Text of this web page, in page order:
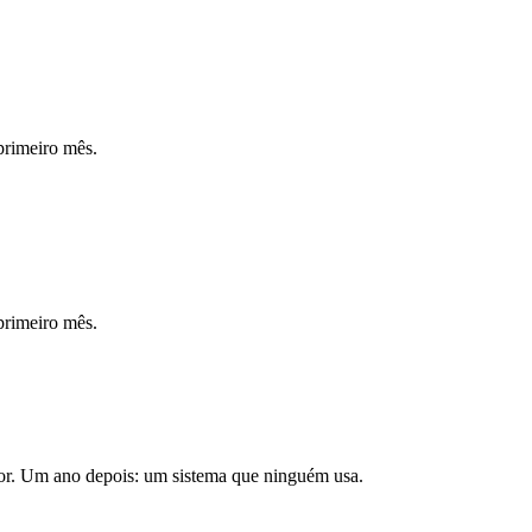
mês.
mês.
Um ano depois: um sistema que ninguém usa.